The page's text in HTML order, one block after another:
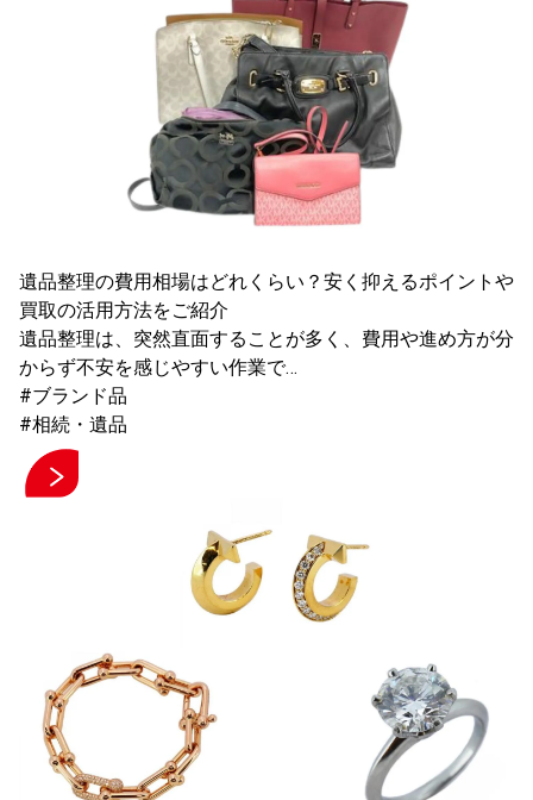
遺品整理の費用相場はどれくらい？安く抑えるポイントや
買取の活用方法をご紹介
遺品整理は、突然直面することが多く、費用や進め方が分
からず不安を感じやすい作業で…
#ブランド品
#相続・遺品